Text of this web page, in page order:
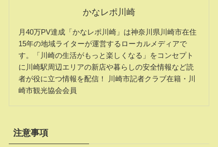
かなレポ川崎
月40万PV達成「かなレポ川崎」は神奈川県川崎市在住
15年の地域ライターが運営するローカルメディアで
す。「川崎の生活がもっと楽しくなる」をコンセプト
に川崎駅周辺エリアの新店や暮らしの安全情報など読
者が役に立つ情報を配信！ 川崎市記者クラブ在籍・川
崎市観光協会会員
注意事項